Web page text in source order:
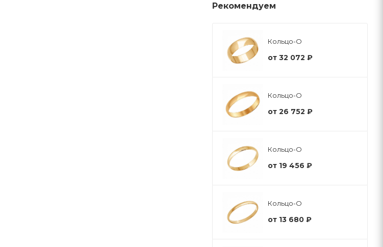
Рекомендуем
Кольцо-О
от 32 072 ₽
Кольцо-О
от 26 752 ₽
Кольцо-О
от 19 456 ₽
Кольцо-О
от 13 680 ₽